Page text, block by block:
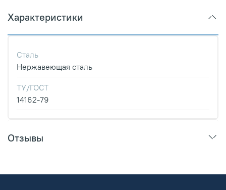
Характеристики
Сталь
Нержавеющая сталь
ТУ/ГОСТ
14162-79
Отзывы